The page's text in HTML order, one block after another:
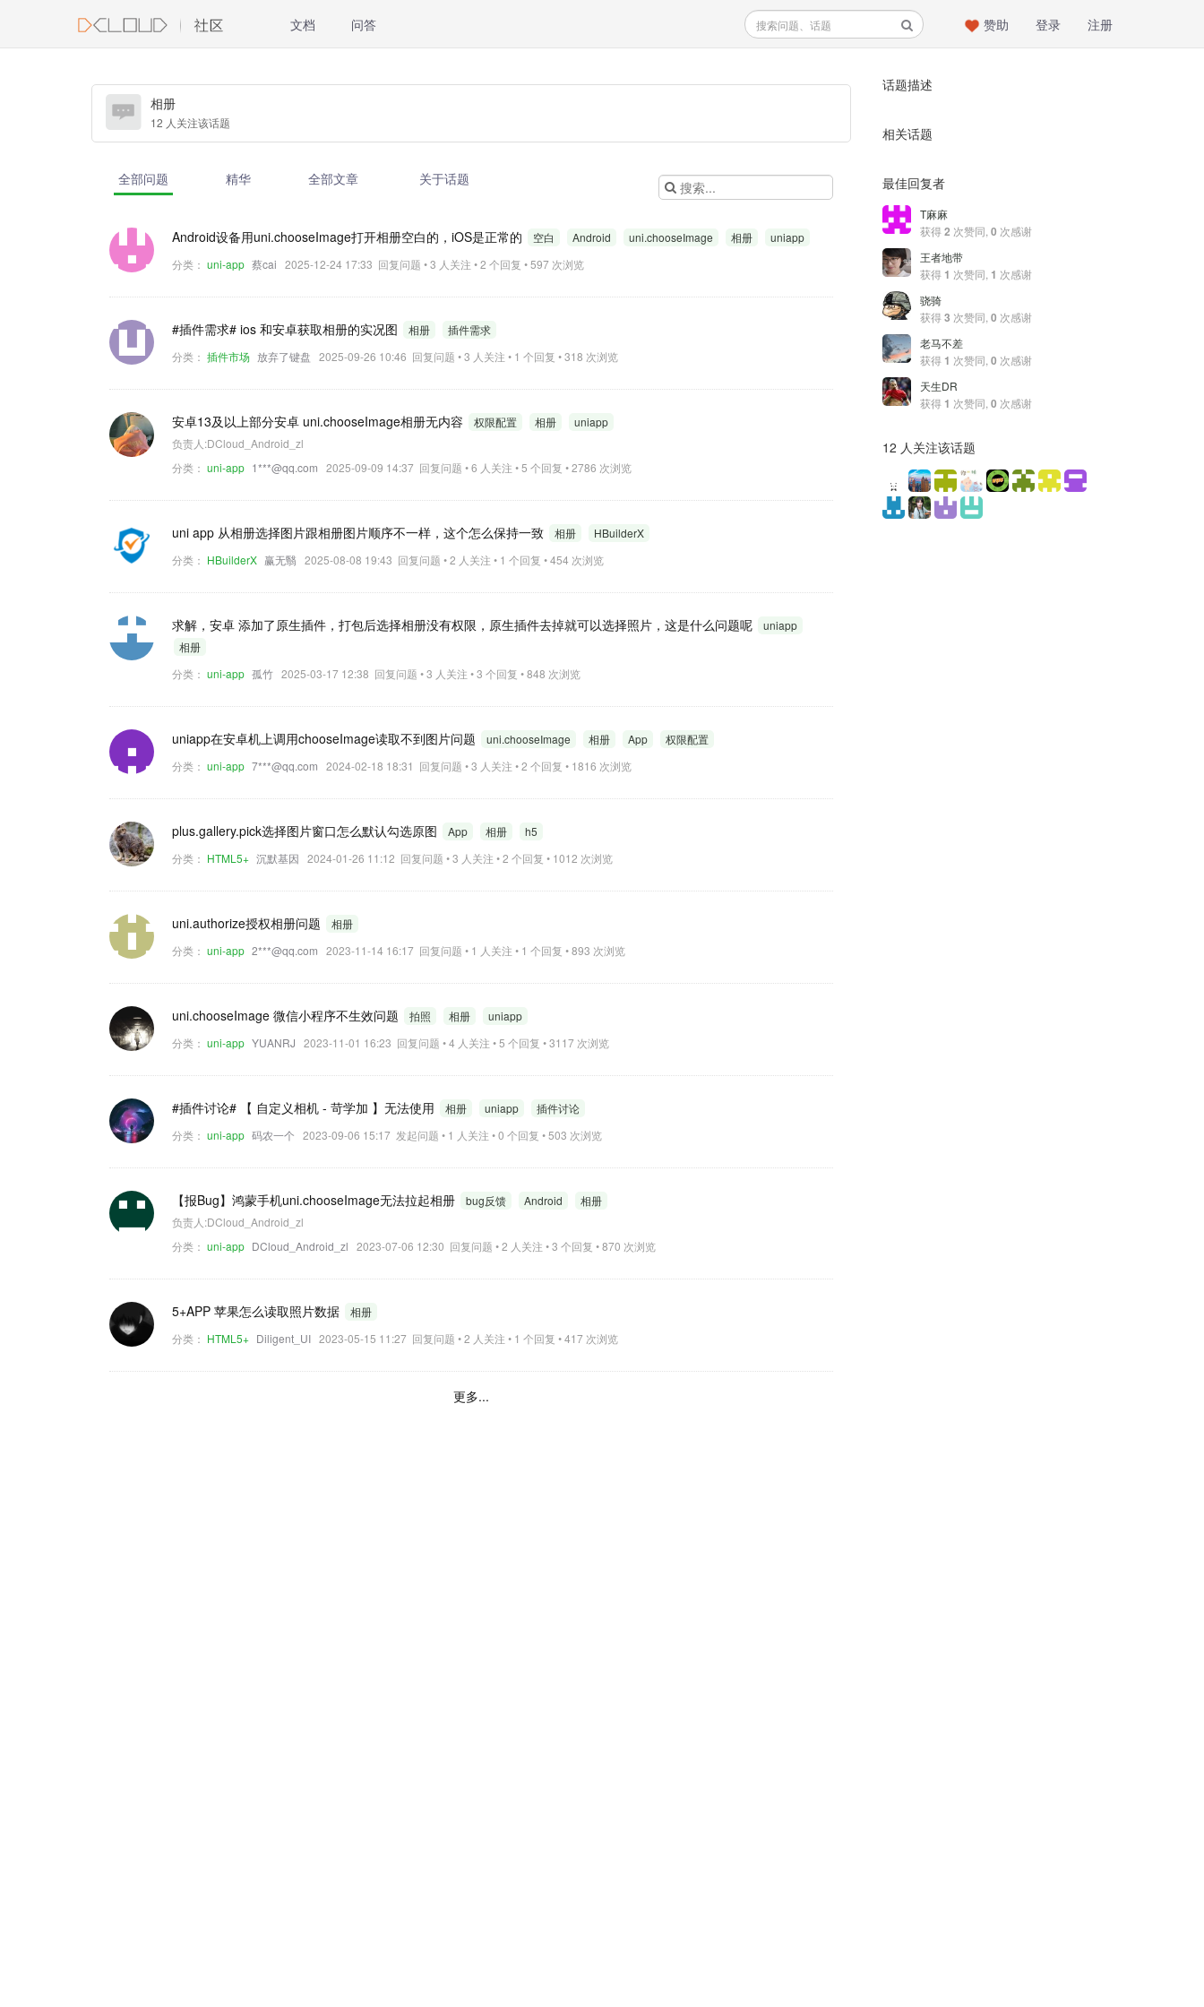
文档 问答 注册
登录
赞助
相册
12 人关注该话题
全部问题 精华 全部文章 关于话题
Android设备用uni.chooseImage打开相册空白的，iOS是正常的 空白 Android uni.chooseImage 相册
uniapp
分类： uni-app 蔡cai 2025-12-24 17:33 回复问题 • 3 人关注 • 2 个回复 • 597 次浏览
#插件需求# ios 和安卓获取相册的实况图 相册
插件需求
分类： 插件市场 放弃了键盘 2025-09-26 10:46 回复问题 • 3 人关注 • 1 个回复 • 318 次浏览
安卓13及以上部分安卓 uni.chooseImage相册无内容 权限配置 相册
uniapp
负责人:DCloud_Android_zl
分类： uni-app 1***@qq.com 2025-09-09 14:37 回复问题 • 6 人关注 • 5 个回复 • 2786 次浏览
uni app 从相册选择图片跟相册图片顺序不一样，这个怎么保持一致 相册
HBuilderX
分类： HBuilderX 赢无翳 2025-08-08 19:43 回复问题 • 2 人关注 • 1 个回复 • 454 次浏览
求解，安卓 添加了原生插件，打包后选择相册没有权限，原生插件去掉就可以选择照片，这是什么问题呢
uniapp
相册
分类： uni-app 孤竹 2025-03-17 12:38 回复问题 • 3 人关注 • 3 个回复 • 848 次浏览
uniapp在安卓机上调用chooseImage读取不到图片问题 uni.chooseImage 相册 App
权限配置
分类： uni-app 7***@qq.com 2024-02-18 18:31 回复问题 • 3 人关注 • 2 个回复 • 1816 次浏览
plus.gallery.pick选择图片窗口怎么默认勾选原图 App 相册
h5
分类： HTML5+ 沉默基因 2024-01-26 11:12 回复问题 • 3 人关注 • 2 个回复 • 1012 次浏览
uni.authorize授权相册问题
相册
分类： uni-app 2***@qq.com 2023-11-14 16:17 回复问题 • 1 人关注 • 1 个回复 • 893 次浏览
uni.chooseImage 微信小程序不生效问题 拍照 相册
uniapp
分类： uni-app YUANRJ 2023-11-01 16:23 回复问题 • 4 人关注 • 5 个回复 • 3117 次浏览
#插件讨论# 【 自定义相机 - 苛学加 】无法使用 相册 uniapp
插件讨论
分类： uni-app 码农一个 2023-09-06 15:17 发起问题 • 1 人关注 • 0 个回复 • 503 次浏览
【报Bug】鸿蒙手机uni.chooseImage无法拉起相册 bug反馈 Android
相册
负责人:DCloud_Android_zl
分类： uni-app DCloud_Android_zl 2023-07-06 12:30 回复问题 • 2 人关注 • 3 个回复 • 870 次浏览
5+APP 苹果怎么读取照片数据
相册
分类： HTML5+ Diligent_UI 2023-05-15 11:27 回复问题 • 2 人关注 • 1 个回复 • 417 次浏览
更多...
话题描述
相关话题
最佳回复者
T麻麻
获得2 次赞同, 0 次感谢
王者地带
获得 1 次赞同, 1 次感谢
骁骑
获得3 次赞同, 0 次感谢
老马不差
获得 1 次赞同, 0 次感谢
天生DR
获得 1 次赞同, 0 次感谢
12 人关注该话题